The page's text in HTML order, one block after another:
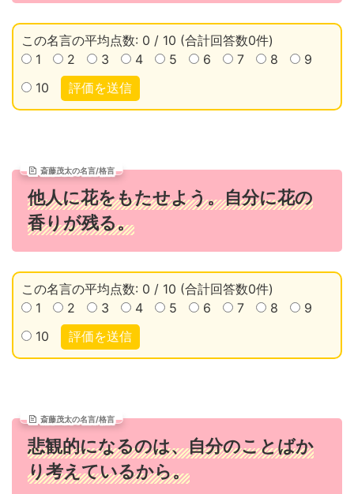
この名言の平均点数: 0 / 10 (合計回答数0件)
1
2 3 4 5 6 7 8
9
10
評価を送信
斎藤茂太の名言/格言
他人に花をもたせよう。自分に花の
香りが残る。
この名言の平均点数: 0 / 10 (合計回答数0件)
1
2 3 4 5 6 7 8
9
10
評価を送信
斎藤茂太の名言/格言
悲観的になるのは、自分のことばか
り考えているから。